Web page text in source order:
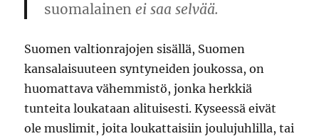
suomalainen ei saa selvää.
Suomen valtionrajojen sisällä, Suomen
kansalaisuuteen syntyneiden joukossa, on
huomattava vähemmistö, jonka herkkiä
tunteita loukataan alituisesti. Kyseessä eivät
ole muslimit, joita loukattaisiin joulujuhlilla, tai